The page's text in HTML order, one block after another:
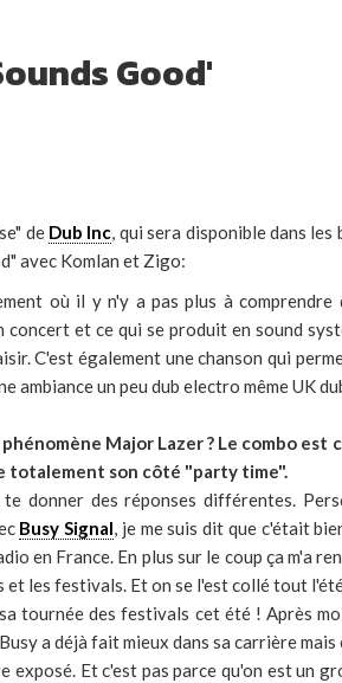
Good'
de Dub Inc, qui sera disponible dans les
avec Komlan et Zigo:
où il y n'y a pas plus à comprendre
et ce qui se produit en sound
C'est également une chanson qui
ambiance un peu dub electro même UK
Major Lazer ? Le combo est
totalement son côté "party time".
donner des réponses différentes.
Busy Signal, je me suis dit que c'était
en France. En plus sur le coup ça m'a
et les festivals. Et on se l'est collé tout
tournée des festivals cet été ! Après
a déjà fait mieux dans sa carrière
Et c'est pas parce qu'on est un